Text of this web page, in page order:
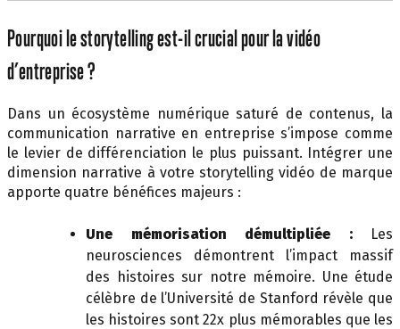
Pourquoi le storytelling est-il crucial pour la vidéo
d’entreprise ?
Dans un écosystème numérique saturé de contenus, la
communication narrative en entreprise s’impose comme
le levier de différenciation le plus puissant. Intégrer une
dimension narrative à votre storytelling vidéo de marque
apporte quatre bénéfices majeurs :
Une mémorisation démultipliée :Les
neurosciences démontrent l’impact massif
des histoires sur notre mémoire. Une étude
célèbre de l’Université de Stanford révèle que
les histoires sont 22x plus mémorables que les